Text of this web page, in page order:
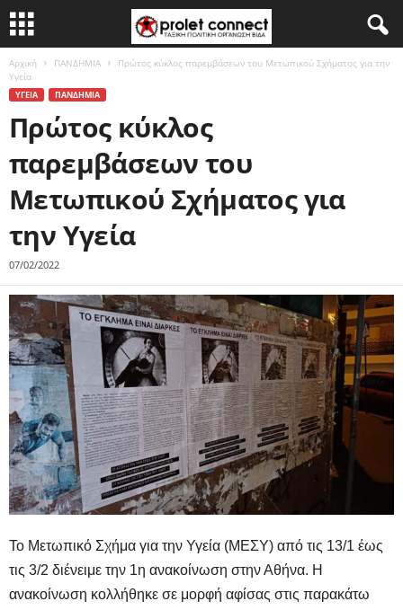
Αρχική ΠΑΝΔΗΜΙΑ
Πρώτος κύκλος παρεμβάσεων του Μετωπικού Σχήματος για την
Υγεία
ΥΓΕΙΑ ΠΑΝΔΗΜΙΑ
Πρώτος κύκλος
παρεμβάσεων του
Μετωπικού Σχήματος για
την Υγεία
07/02/2022
Το Μετωπικό Σχήμα για την Υγεία (ΜΕΣΥ) από τις 13/1 έως
τις 3/2 διένειμε την 1η ανακοίνωση στην Αθήνα. Η
ανακοίνωση κολλήθηκε σε μορφή αφίσας στις παρακάτω